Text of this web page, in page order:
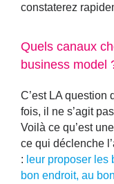
constaterez
Quels canaux
business model
C’est LA question
fois, il ne s’agit
Voilà ce qu’est
ce qui déclenche
: leur proposer les
bon endroit, au